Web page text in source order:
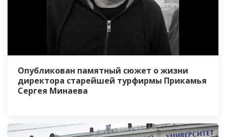
Опубликован памятный сюжет о жизни
директора старейшей турфирмы Прикамья
Сергея Минаева